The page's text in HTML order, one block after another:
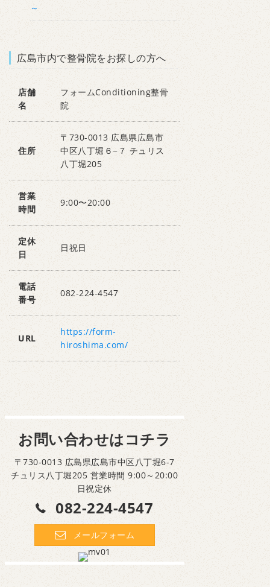
～
広島市内で整骨院をお探しの方へ
店舗
名
フォームConditioning整骨
院
住所
〒730-0013 広島県広島市
中区八丁堀６−７ チュリス
八丁堀205
営業
時間
9:00〜20:00
定休
日
日祝日
電話
番号
082-224-4547
URL
https://form-
hiroshima.com/
お問い合わせはコチラ
〒730-0013 広島県広島市中区八丁堀6-7
チュリス八丁堀205 営業時間 9:00～20:00
日祝定休
082-224-4547
メールフォーム